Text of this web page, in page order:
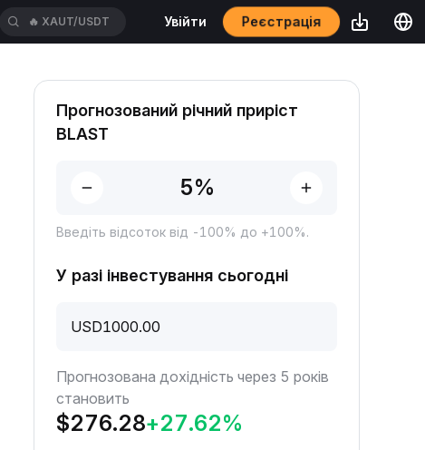
🔥 XAUT/USDT Увійти Реєстрація
Прогнозований річний приріст
BLAST
Введіть відсоток від -100% до +100%.
У разі інвестування сьогодні
USD
Прогнозована дохідність через 5 років
становить
$276.28+27.62%